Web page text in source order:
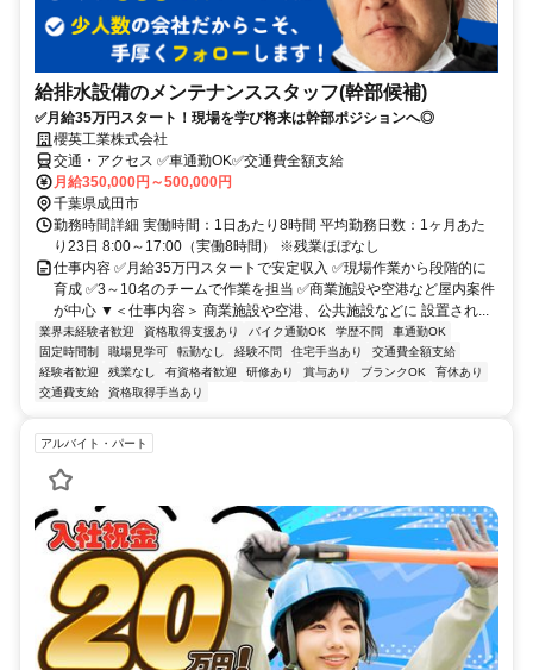
給排水設備のメンテナンススタッフ(幹部候補)
✅月給35万円スタート！現場を学び将来は幹部ポジションへ◎
櫻英工業株式会社
交通・アクセス ✅車通勤OK✅交通費全額支給
月給350,000円～500,000円
千葉県成田市
勤務時間詳細 実働時間：1日あたり8時間 平均勤務日数：1ヶ月あた
り23日 8:00～17:00（実働8時間） ※残業ほぼなし
仕事内容 ✅月給35万円スタートで安定収入 ✅現場作業から段階的に
育成 ✅3～10名のチームで作業を担当 ✅商業施設や空港など屋内案件
が中心 ▼＜仕事内容＞ 商業施設や空港、公共施設などに 設置され...
業界未経験者歓迎 資格取得支援あり バイク通勤OK 学歴不問
車通勤OK
固定時間制
職場見学可 転勤なし 経験不問 住宅手当あり
交通費全額支給
経験者歓迎
残業なし 有資格者歓迎 研修あり 賞与あり ブランクOK
育休あり
交通費支給
資格取得手当あり
アルバイト・パート